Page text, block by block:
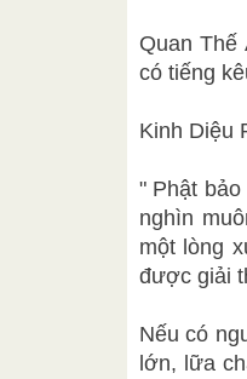
Quan Thế
có tiếng
Kinh Diệu
" Phật
nghìn
một lòng
được giải
Nếu có
lớn, lữa